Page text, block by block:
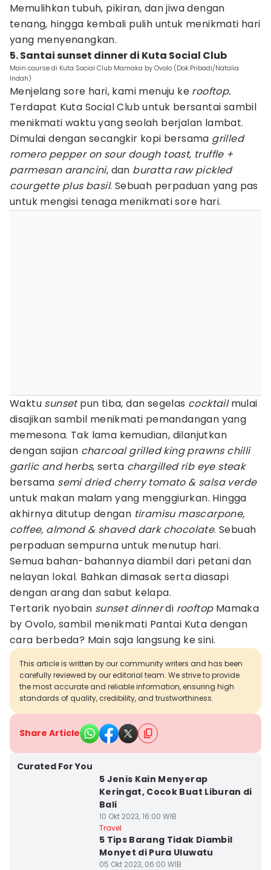
Memulihkan tubuh, pikiran, dan jiwa dengan
tenang, hingga kembali pulih untuk menikmati hari
yang menyenangkan.
5. Santai sunset dinner di Kuta Social Club
Main course di Kuta Social Club Mamaka by Ovolo (Dok.Pribadi/Natalia
Indah)
Menjelang sore hari, kami menuju ke rooftop.
Terdapat Kuta Social Club untuk bersantai sambil
menikmati waktu yang seolah berjalan lambat.
Dimulai dengan secangkir kopi bersama grilled
romero pepper on sour dough toast, truffle +
parmesan arancini, dan buratta raw pickled
courgette plus basil. Sebuah perpaduan yang pas
untuk mengisi tenaga menikmati sore hari.
Waktu sunsetpun tiba, dan segelas cocktailmulai
disajikan sambil menikmati pemandangan yang
memesona. Tak lama kemudian, dilanjutkan
dengan sajian charcoal grilled king prawns chilli
garlic and herbs, serta chargilled rib eye steak
bersama semi dried cherry tomato & salsa verde
untuk makan malam yang menggiurkan. Hingga
akhirnya ditutup dengan tiramisu mascarpone,
coffee, almond & shaved dark chocolate. Sebuah
perpaduan sempurna untuk menutup hari.
Semua bahan-bahannya diambil dari petani dan
nelayan lokal. Bahkan dimasak serta diasapi
dengan arang dan sabut kelapa.
Tertarik nyobain sunset dinnerdi rooftopMamaka
by Ovolo, sambil menikmati Pantai Kuta dengan
cara berbeda? Main saja langsung ke sini.
This article is written by our community writers and has been
carefully reviewed by our editorial team. We strive to provide
the most accurate and reliable information, ensuring high
standards of quality, credibility, and trustworthiness.
Share Article
Curated For You
5 Jenis Kain Menyerap
Keringat, Cocok Buat Liburan di
Bali
10 Okt 2023, 16:00 WIB
Travel
5 Tips Barang Tidak Diambil
Monyet di Pura Uluwatu
05 Okt 2023, 06:00 WIB